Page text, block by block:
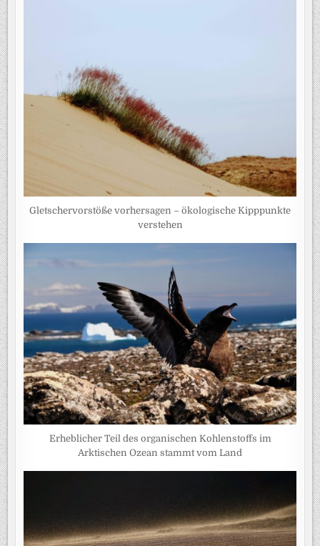
Gletschervorstöße vorhersagen – ökologische Kipppunkte
verstehen
Erheblicher Teil des organischen Kohlenstoffs im
Arktischen Ozean stammt vom Land